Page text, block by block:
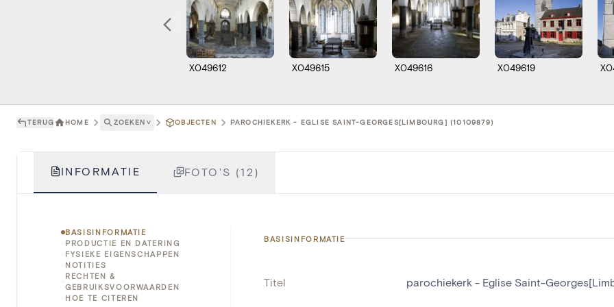
X049612 X049615 X049616 X049619
TERUG HOME ZOEKEN ˅ OBJECTEN PAROCHIEKERK - EGLISE SAINT-GEORGES[LIMBOURG] (10109879)
INFORMATIE FOTO'S (12)
BASISINFORMATIE
PRODUCTIE EN DATERING
FYSIEKE EIGENSCHAPPEN
NOTITIES
RECHTEN &
GEBRUIKSVOORWAARDEN
HOE TE CITEREN
BASISINFORMATIE
Titel parochiekerk - Eglise Saint-